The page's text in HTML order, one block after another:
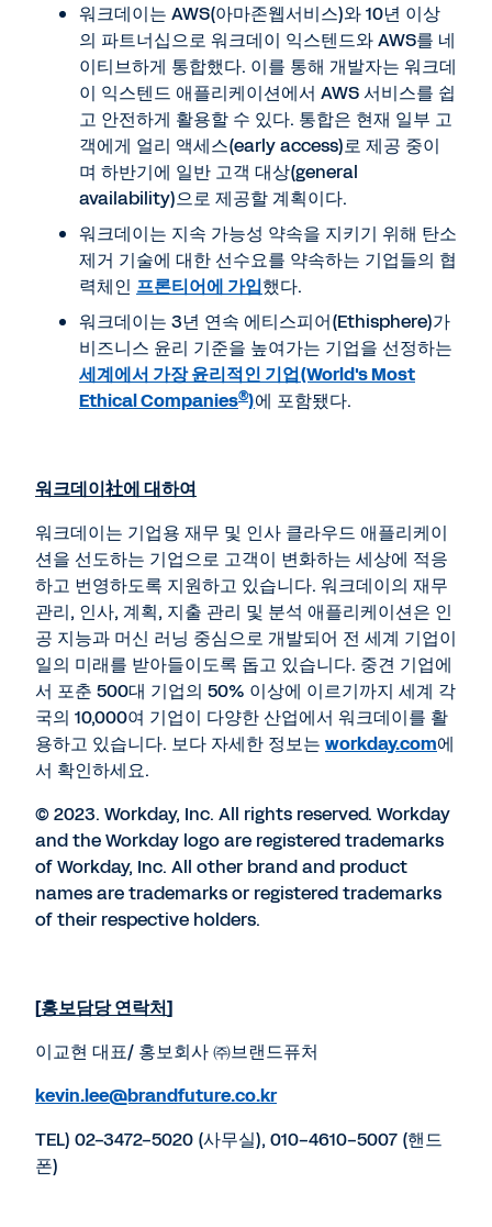
워크데이는 AWS(아마존웹서비스)와 10년 이상
의 파트너십으로 워크데이 익스텐드와 AWS를 네
이티브하게 통합했다. 이를 통해 개발자는 워크데
이 익스텐드 애플리케이션에서 AWS 서비스를 쉽
고 안전하게 활용할 수 있다. 통합은 현재 일부 고
객에게 얼리 액세스(early access)로 제공 중이
며 하반기에 일반 고객 대상(general
availability)으로 제공할 계획이다.
워크데이는 지속 가능성 약속을 지키기 위해 탄소
제거 기술에 대한 선수요를 약속하는 기업들의 협
력체인 프론티어에 가입했다.
워크데이는 3년 연속 에티스피어(Ethisphere)가
비즈니스 윤리 기준을 높여가는 기업을 선정하는
세계에서 가장 윤리적인 기업(World's Most
Ethical Companies®)에 포함됐다.
워크데이社에 대하여
워크데이는 기업용 재무 및 인사 클라우드 애플리케이
션을 선도하는 기업으로 고객이 변화하는 세상에 적응
하고 번영하도록 지원하고 있습니다. 워크데이의 재무
관리, 인사, 계획, 지출 관리 및 분석 애플리케이션은 인
공 지능과 머신 러닝 중심으로 개발되어 전 세계 기업이
일의 미래를 받아들이도록 돕고 있습니다. 중견 기업에
서 포춘 500대 기업의 50% 이상에 이르기까지 세계 각
국의 10,000여 기업이 다양한 산업에서 워크데이를 활
용하고 있습니다. 보다 자세한 정보는 workday.com에
서 확인하세요.
© 2023. Workday, Inc. All rights reserved. Workday
and the Workday logo are registered trademarks
of Workday, Inc. All other brand and product
names are trademarks or registered trademarks
of their respective holders.
[홍보담당 연락처]
이교현 대표/ 홍보회사 ㈜브랜드퓨처
kevin.lee@brandfuture.co.kr
TEL) 02-3472-5020 (사무실), 010-4610-5007 (핸드
폰)